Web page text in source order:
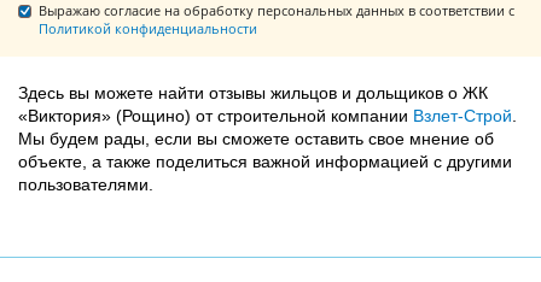
Выражаю согласие на обработку персональных данных в соответствии с
Политикой конфиденциальности
Здесь вы можете найти отзывы жильцов и дольщиков о ЖК
«Виктория» (Рощино) от строительной компании Взлет-Строй.
Мы будем рады, если вы сможете оставить свое мнение об
объекте, а также поделиться важной информацией с другими
пользователями.